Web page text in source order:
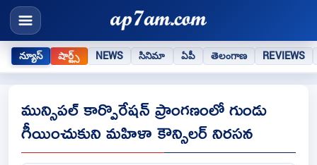
న్యూస్ షార్ట్స్ NEWS సినిమా ఏపీ తెలంగాణ REVIEWS
మున్సిపల్ కార్పొరేషన్ ప్రాంగణంలో గుండు
గీయించుకుని మహిళా కౌన్సిలర్ నిరసన